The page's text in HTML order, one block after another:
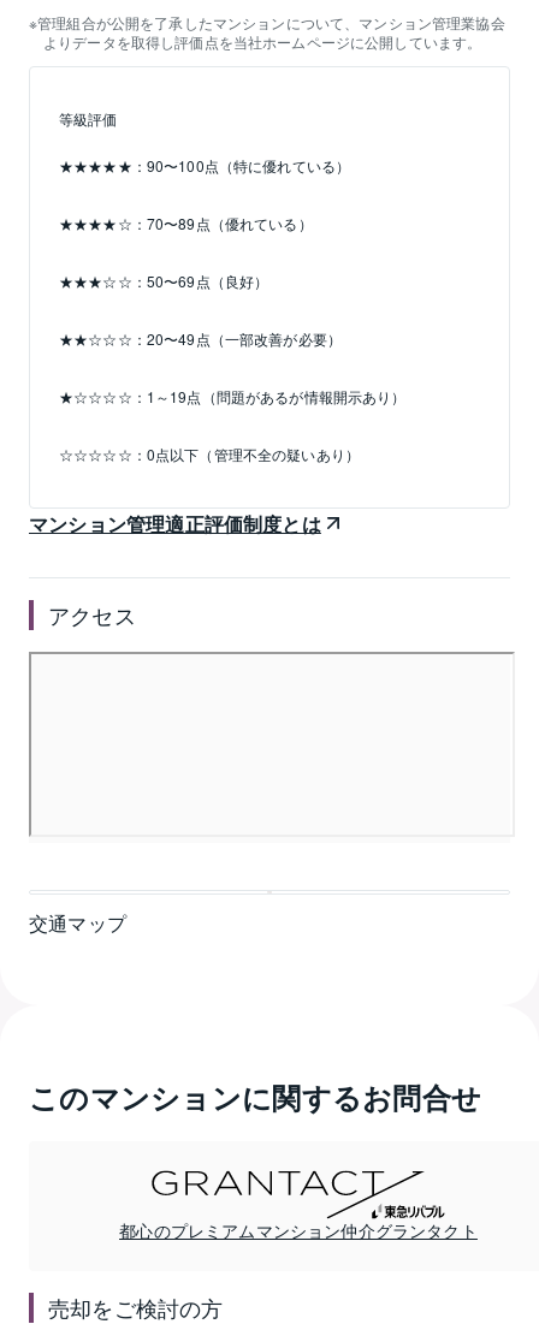
管理組合が公開を了承したマンションについて、マンション管理業協会
よりデータを取得し評価点を当社ホームページに公開しています。
等級評価
★★★★★：90〜100点（特に優れている）
★★★★☆：70〜89点（優れている）
★★★☆☆：50〜69点（良好）
★★☆☆☆：20〜49点（一部改善が必要）
★☆☆☆☆：1～19点（問題があるが情報開示あり）
☆☆☆☆☆：0点以下（管理不全の疑いあり）
マンション管理適正評価制度とは
アクセス
交通マップ
このマンションに関するお問合せ
都心のプレミアムマンション仲介グランタクト
売却をご検討の方